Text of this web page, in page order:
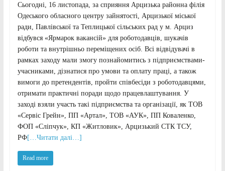
Сьогодні, 16 листопада, за сприяння Арцизька районна філія
Одеського обласного центру зайнятості, Арцизької міської
ради, Павлівської та Теплицької сільських рад у м. Арциз
відбувся «Ярмарок вакансій» для роботодавців, шукачів
роботи та внутрішньо переміщених осіб. Всі відвідувачі в
рамках заходу мали змогу познайомитись з підприємствами-
учасниками, дізнатися про умови та оплату праці, а також
вимоги до претендентів, пройти співбесіди з роботодавцями,
отримати практичні поради щодо працевлаштування. У
зaході взяли участь такі підприємства та організації, як ТОВ
«Сервіс Грейн», ПП «Артал», ТОВ «АУК», ПП Коваленко,
ФОП «Сліпчук», КП «Житловик», Арцизький СТК ТСУ,
РФ[…Читати далі…]
Read more